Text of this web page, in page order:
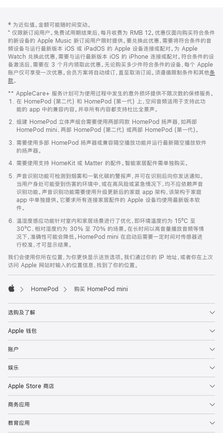
页
页
脚
注
‡ 为近似值。金额可能随时间变动。
⁺ 仅限新订阅用户。免费试用期结束后，每月收费为 RMB 12。优惠仅面向购买符合条件
的新设备的 Apple Music 新订阅用户限时提供。要兑换此优惠，需要将符合条件的音
频设备与运行最新版本 iOS 或 iPadOS 的 Apple 设备连接或配对。为 Apple
Watch 兑换此优惠，需要与运行最新版本 iOS 的 iPhone 连接或配对。符合条件的设
备激活后，需要在 3 个月内领取此优惠。无论购买多少件符合条件的设备，每个 Apple
账户仅可享受一次优惠。会员方案将自动续订，直至取消订阅。须遵循限制条件和其他条
款。
窗
口
中
打
开)
** AppleCare+ 服务计划可为使用过程中发生的意外损坏提供不限次数的保修服务。
在 HomePod (第二代) 和 HomePod (第一代) 上，空间音频适用于支持此功
能的 app 中的兼容内容。并非所有内容都支持杜比全景声。
组建 HomePod 立体声组合需要使用两部同款 HomePod 扬声器，如两部
HomePod mini、两部 HomePod (第二代) 或两部 HomePod (第一代)。
需要使用多部 HomePod 扬声器或兼容隔空播放功能并运行最新隔空播放软件
的扬声器。
需要使用支持 HomeKit 或 Matter 的配件。智能家居配件需单独购买。
声音识别功能可检测到烟雾和一氧化碳的警报声，并可在识别后向你发送通知。
当用户身处可能受到伤害的环境中，或在高风险或紧急情况下，均不应依赖声音
识别功能。声音识别功能需要使用升级更新后的家庭 app 架构，该架构于家庭
app 中单独提供。它要求所有连接家居配件的 Apple 设备均使用最新版本软
件。
温湿度感应功能针对室内和家居场景进行了优化，即环境温度约为 15ºC 至
30ºC、相对湿度约为 30% 至 70% 的场景。在长时间以高音量播放音频等情
况下，准确性可能会降低。HomePod mini 在启动后需要一定时间对传感器进
行校准，才可显示结果。
我们会使用你所在位置，为你更快显示送货选项。我们通过你的 IP 地址，或者你在上次
访问 Apple 网站时输入的位置信息，找到了你的位置。
HomePod 购买 HomePod mini
选购及了解
Apple 钱包
账户
娱乐
Apple Store 商店
商务应用
教育应用